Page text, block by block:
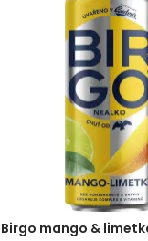
Birgo mango &